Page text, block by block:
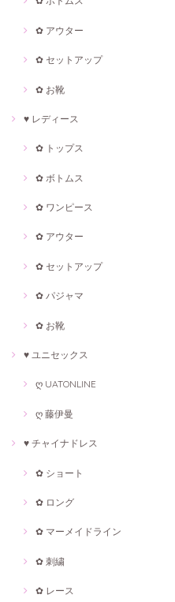
✿ アウター
✿ セットアップ
✿ お靴
♥ レディース
✿ トップス
✿ ボトムス
✿ ワンピース
✿ アウター
✿ セットアップ
✿ パジャマ
✿ お靴
♥ ユニセックス
ღ UATONLINE
ღ 藤伊曼
♥ チャイナドレス
✿ ショート
✿ ロング
✿ マーメイドライン
✿ 刺繍
✿ レース